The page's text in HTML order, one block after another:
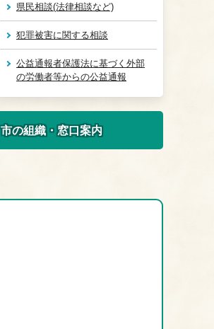
県民相談(法律相談など)
犯罪被害に関する相談
公益通報者保護法に基づく外部
の労働者等からの公益通報
市の組織・窓口案内